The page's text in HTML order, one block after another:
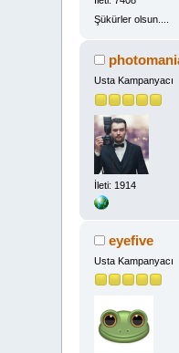
Şükürler olsun....
Usta Kampanyacı
İleti: 1914
eyefive
Usta Kampanyacı
MANEVİ BOL RIZIK İÇİN TESPİH:LA